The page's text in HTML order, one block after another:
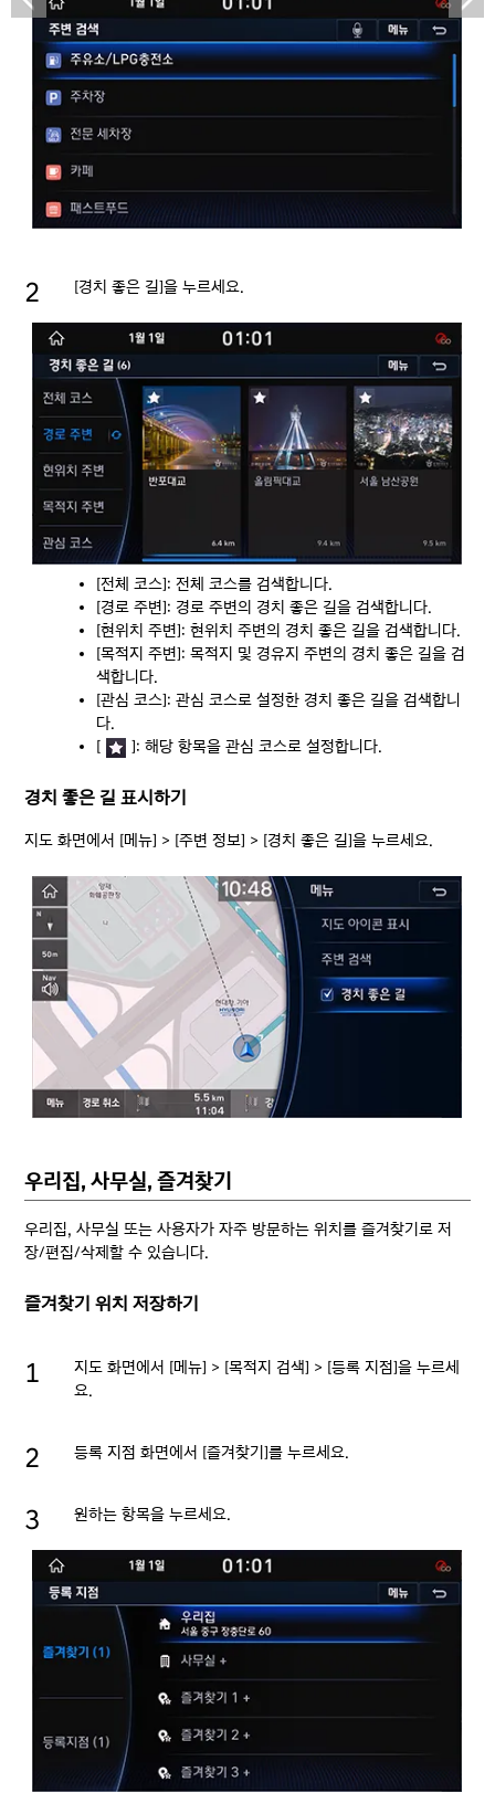
[경치 좋은 길]을 누르세요.
[전체 코스]: 전체 코스를 검색합니다.
[경로 주변]: 경로 주변의 경치 좋은 길을 검색합니다.
[현위치 주변]: 현위치 주변의 경치 좋은 길을 검색합니다.
[목적지 주변]: 목적지 및 경유지 주변의 경치 좋은 길을 검
색합니다.
[관심 코스]: 관심 코스로 설정한 경치 좋은 길을 검색합니
다.
[
]: 해당 항목을 관심 코스로 설정합니다.
경치 좋은 길 표시하기
지도 화면에서 [메뉴] > [주변 정보] > [경치 좋은 길]을 누르세요.
우리집, 사무실, 즐겨찾기
우리집, 사무실 또는 사용자가 자주 방문하는 위치를 즐겨찾기로 저
장/편집/삭제할 수 있습니다.
즐겨찾기 위치 저장하기
지도 화면에서 [메뉴] > [목적지 검색] > [등록 지점]을 누르세
요.
등록 지점 화면에서 [즐겨찾기]를 누르세요.
원하는 항목을 누르세요.